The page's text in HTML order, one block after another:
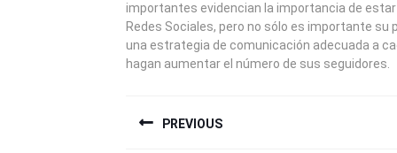
importantes evidencian la importancia de
Redes Sociales, pero no sólo es importante su
una estrategia de comunicación adecuada a
hagan aumentar el número de sus seguidores.
DEPREVIOUS